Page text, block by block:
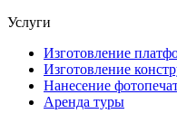
Услуги
Изготовление
Изготовление
Нанесение
Аренда туры